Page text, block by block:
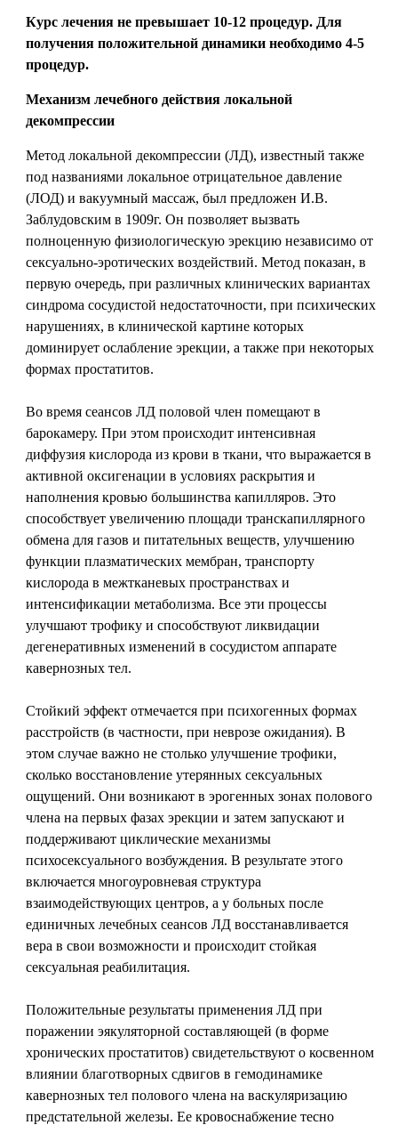
Курс лечения не превышает 10-12 процедур. Для
получения положительной динамики необходимо 4-5
процедур.
Механизм лечебного действия локальной
декомпрессии
Метод локальной декомпрессии (ЛД), известный также
под названиями локальное отрицательное давление
(ЛОД) и вакуумный массаж, был предложен И.В.
Заблудовским в 1909г. Он позволяет вызвать
полноценную физиологическую эрекцию независимо от
сексуально-эротических воздействий. Метод показан, в
первую очередь, при различных клинических вариантах
синдрома сосудистой недостаточности, при психических
нарушениях, в клинической картине которых
доминирует ослабление эрекции, а также при некоторых
формах простатитов.
Во время сеансов ЛД половой член помещают в
барокамеру. При этом происходит интенсивная
диффузия кислорода из крови в ткани, что выражается в
активной оксигенации в условиях раскрытия и
наполнения кровью большинства капилляров. Это
способствует увеличению площади транскапиллярного
обмена для газов и питательных веществ, улучшению
функции плазматических мембран, транспорту
кислорода в межтканевых пространствах и
интенсификации метаболизма. Все эти процессы
улучшают трофику и способствуют ликвидации
дегенеративных изменений в сосудистом аппарате
кавернозных тел.
Стойкий эффект отмечается при психогенных формах
расстройств (в частности, при неврозе ожидания). В
этом случае важно не столько улучшение трофики,
сколько восстановление утерянных сексуальных
ощущений. Они возникают в эрогенных зонах полового
члена на первых фазах эрекции и затем запускают и
поддерживают циклические механизмы
психосексуального возбуждения. В результате этого
включается многоуровневая структура
взаимодействующих центров, а у больных после
единичных лечебных сеансов ЛД восстанавливается
вера в свои возможности и происходит стойкая
сексуальная реабилитация.
Положительные результаты применения ЛД при
поражении эякуляторной составляющей (в форме
хронических простатитов) свидетельствуют о косвенном
влиянии благотворных сдвигов в гемодинамике
кавернозных тел полового члена на васкуляризацию
предстательной железы. Ее кровоснабжение тесно